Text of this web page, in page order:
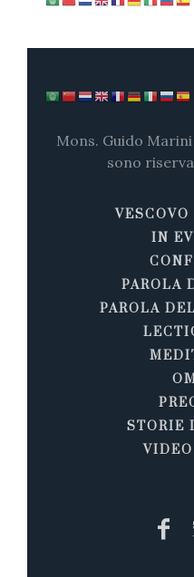
Mons. Guido
sono
IN
PAROLA
PAROLA
STORIE